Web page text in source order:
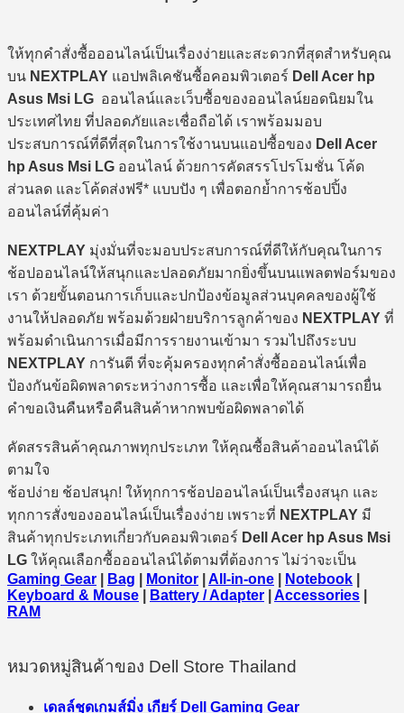
ให้ทุกคำสั่งซื้อออนไลน์เป็นเรื่องง่ายและสะดวกที่สุดสำหรับคุณ
บน NEXTPLAY แอปพลิเคชันซื้อคอมพิวเตอร์ Dell Acer hp
Asus Msi LG ออนไลน์และเว็บซื้อของออนไลน์ยอดนิยมใน
ประเทศไทย ที่ปลอดภัยและเชื่อถือได้ เราพร้อมมอบ
ประสบการณ์ที่ดีที่สุดในการใช้งานบนแอปซื้อของ Dell Acer
hp Asus Msi LG ออนไลน์ ด้วยการคัดสรรโปรโมชั่น โค้ด
ส่วนลด และโค้ดส่งฟรี* แบบปัง ๆ เพื่อตอกย้ำการช้อปปิ้ง
ออนไลน์ที่คุ้มค่า
NEXTPLAY มุ่งมั่นที่จะมอบประสบการณ์ที่ดีให้กับคุณในการ
ช้อปออนไลน์ให้สนุกและปลอดภัยมากยิ่งขึ้นบนแพลตฟอร์มของ
เรา ด้วยขั้นตอนการเก็บและปกป้องข้อมูลส่วนบุคคลของผู้ใช้
งานให้ปลอดภัย พร้อมด้วยฝ่ายบริการลูกค้าของ NEXTPLAY ที่
พร้อมดำเนินการเมื่อมีการรายงานเข้ามา รวมไปถึงระบบ
NEXTPLAY การันตี ที่จะคุ้มครองทุกคำสั่งซื้อออนไลน์เพื่อ
ป้องกันข้อผิดพลาดระหว่างการซื้อ และเพื่อให้คุณสามารถยื่น
คำขอเงินคืนหรือคืนสินค้าหากพบข้อผิดพลาดได้
คัดสรรสินค้าคุณภาพทุกประเภท ให้คุณซื้อสินค้าออนไลน์ได้
ตามใจ
ช้อปง่าย ช้อปสนุก! ให้ทุกการช้อปออนไลน์เป็นเรื่องสนุก และ
ทุกการสั่งของออนไลน์เป็นเรื่องง่าย เพราะที่ NEXTPLAY มี
สินค้าทุกประเภทเกี่ยวกับคอมพิวเตอร์ Dell Acer hp Asus Msi
LG ให้คุณเลือกซื้อออนไลน์ได้ตามที่ต้องการ ไม่ว่าจะเป็น
Gaming Gear
Bag Monitor All-in-one Notebook
Keyboard & Mouse
Battery / Adapter Accessories
RAM
หมวดหมู่สินค้าของ Dell Store Thailand
เดลล์ชุดเกมส์มิ่ง เกียร์ Dell Gaming Gear